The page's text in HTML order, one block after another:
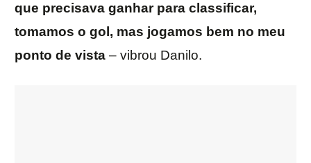
que precisava ganhar para classificar,
tomamos o gol, mas jogamos bem no meu
ponto de vista – vibrou Danilo.